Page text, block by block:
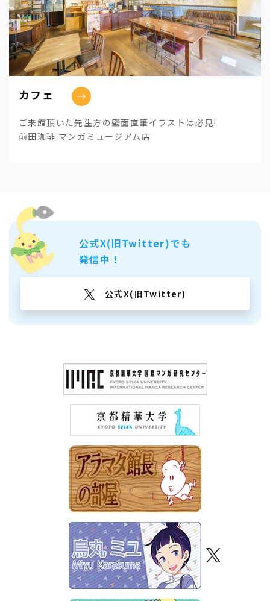
カフェ
ご来館頂いた先生方の壁面直筆イラストは必見!
前田珈琲 マンガミュージアム店
公式X(旧Twitter)でも
発信中！
公式X(旧Twitter)